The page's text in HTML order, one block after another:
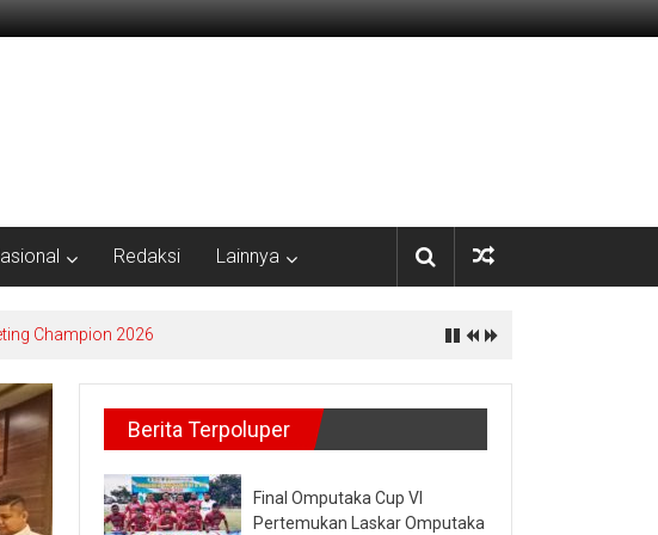
Redaksi Lainnya
Berdampak Nyata
Berita Terpoluper
Final Omputaka Cup VI
Pertemukan Laskar Omputaka